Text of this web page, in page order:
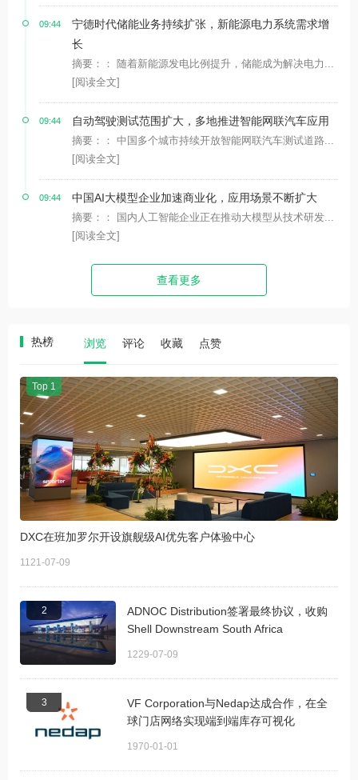
09:44
宁德时代储能业务持续扩张，新能源电力系统需求增
长
摘要：： 随着新能源发电比例提升，储能成为解决电力...
[阅读全文]
09:44 自动驾驶测试范围扩大，多地推进智能网联汽车应用
摘要：： 中国多个城市持续开放智能网联汽车测试道路...
[阅读全文]
09:44 中国AI大模型企业加速商业化，应用场景不断扩大
摘要：： 国内人工智能企业正在推动大模型从技术研发...
[阅读全文]
查看更多
热榜 浏览 评论 收藏 点赞
Top 1
DXC在班加罗尔开设旗舰级AI优先客户体验中心
1121-07-09
2
ADNOC Distribution签署最终协议，收购
Shell Downstream South Africa
1229-07-09
3
VF Corporation与Nedap达成合作，在全
球门店网络实现端到端库存可视化
1970-01-01